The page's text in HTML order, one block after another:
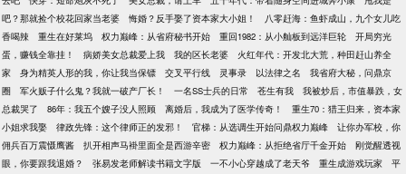
吧？那就捡个校花回家当老婆
悔婚？反手娶了资本家大小姐！
八零赶海：鱼虾成山，九个女儿吃
香喝辣
重生在好莱坞 权力巅峰：从省府秘书开始 重回1982：从小舢板到远洋巨轮
开局穷光
蛋，赚钱全靠挂！
病娇美女总裁爱上我 我的区长老婆
火红年代：开发北大荒，种田赶山养全
家
身为精英人形的我，你让我当保镖 交叉平行线 灵事录 以法律之名
我省府大秘，问鼎京
圈
军火贩子什么鬼？我就一破产厂长！ 一名SS士兵的日常 苍生有我
我被炒后，市值暴跌，女
总裁哭了
86年：我五个嫂子没人照顾 离婚后，我成为了医学传奇！
重生70：猎王归来，资本家
小姐求我娶
律政先锋：这个律师正的发邪！ 官梯：从选调生开始问鼎权力巅峰
让你办军校，你
佣兵百万震慑鹰酱
扒开相声马褂里面全是西游辛密 权力巅峰：从拒绝省厅千金开始
刚觉醒透视
眼，你要跟我退婚？
张易发老师解读书籍文字版 一不小心穿越成了老天爷 重生成游戏玩家
平